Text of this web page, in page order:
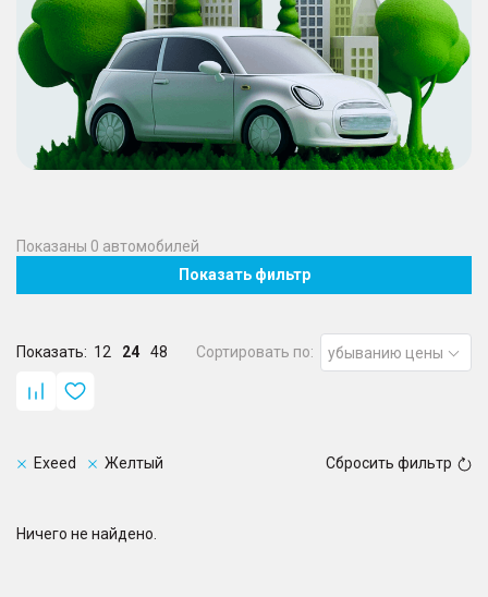
Показаны 0 автомобилей
Показать фильтр
Показать: 12 24 48 Сортировать по: убыванию цены
Exeed Желтый Сбросить фильтр
Ничего не найдено.